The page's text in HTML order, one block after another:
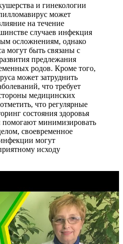
и гинекологии
может
на течение
случаев инфекция
осложнениям, однако
могут быть связаны с
предлежания
родов. Кроме того,
может затруднить
что требует
медицинских
что регулярные
состояния здоровья
минимизировать
своевременное
могут
исходу